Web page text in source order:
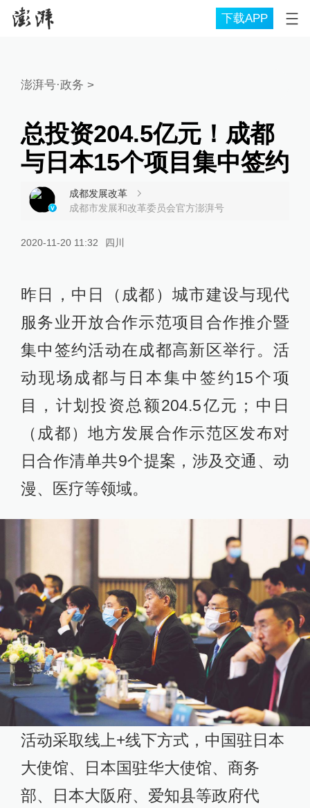
下载APP
澎湃号·政务 >
总投资204.5亿元！成都
与日本15个项目集中签约
成都发展改革
成都市发展和改革委员会官方澎湃号
2020-11-20 11:32 四川
昨日，中日（成都）城市建设与现代
服务业开放合作示范项目合作推介暨
集中签约活动在成都高新区举行。活
动现场成都与日本集中签约15个项
目，计划投资总额204.5亿元；中日
（成都）地方发展合作示范区发布对
日合作清单共9个提案，涉及交通、动
漫、医疗等领域。
活动采取线上+线下方式，中国驻日本
大使馆、日本国驻华大使馆、商务
部、日本大阪府、爱知县等政府代